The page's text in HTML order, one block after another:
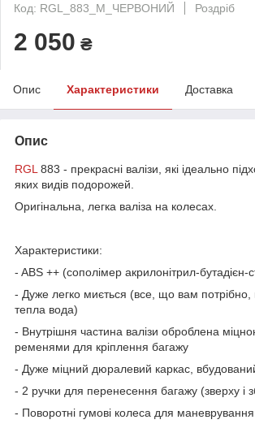
Код: RGL_883_M_ЧЕРВОНИЙ
Роздріб
2 050 ₴
Опис Характеристики Доставка
Опис
RGL 883 - прекрасні валізи, які ідеально
яких видів подорожей.
Оригінальна, легка валіза на колесах.
Характеристики:
- ABS ++ (сополімер акрилонітрил-бутадієн-
- Дуже легко миється (все, що вам потрібно,
тепла вода)
- Внутрішня частина валізи оброблена
ременями для кріплення багажу
- Дуже міцний дюралевий каркас,
- 2 ручки для перенесення багажу (зверху і
- Поворотні гумові колеса для